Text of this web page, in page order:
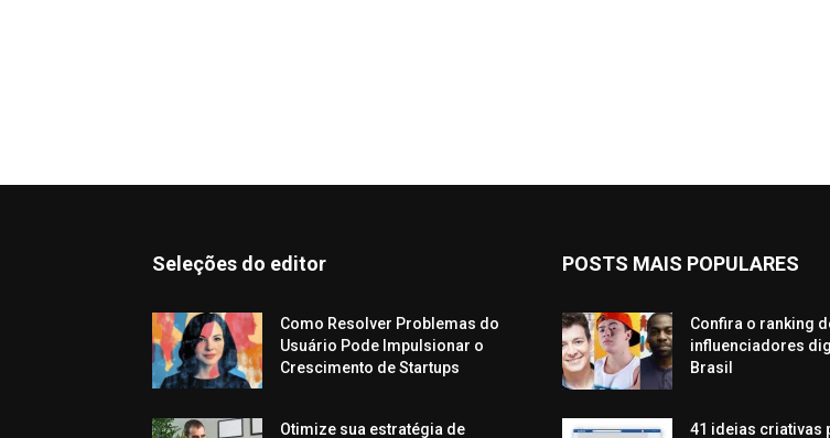
Seleções do editor
Como Resolver Problemas do
Usuário Pode Impulsionar o
Crescimento de Startups
Otimize sua estratégia de
POSTS MAIS POPULARES
Confira o ranking
influenciadores
Brasil
41 ideias criativas